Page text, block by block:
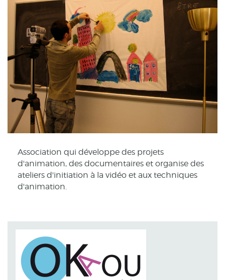
Association qui développe des projets
d'animation, des documentaires et organise des
ateliers d'initiation à la vidéo et aux techniques
d'animation.